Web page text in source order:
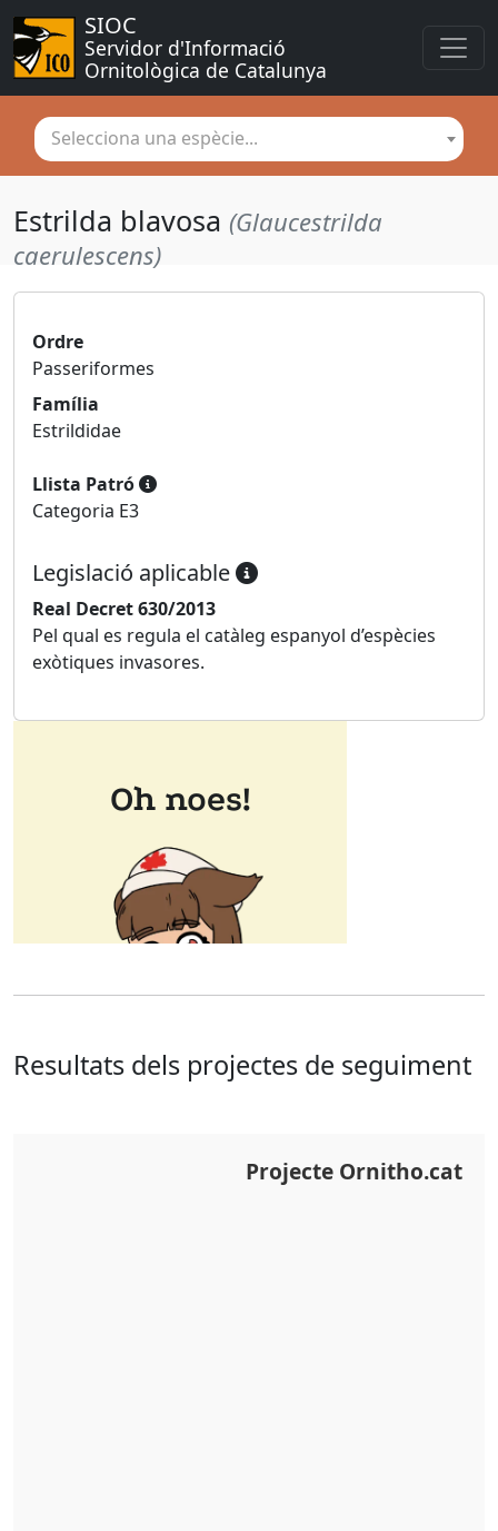
SIOC
Servidor d'Informació
Ornitològica de Catalunya
Selecciona una espècie...
Estrilda blavosa (Glaucestrilda
caerulescens)
Ordre
Passeriformes
Família
Estrildidae
Llista Patró
Categoria E3
Legislació aplicable
Real Decret 630/2013
Pel qual es regula el catàleg espanyol d’espècies
exòtiques invasores.
Resultats dels projectes de seguiment
Projecte Ornitho.cat